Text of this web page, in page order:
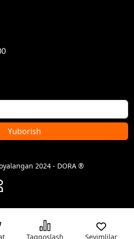
Yuborish
2024 - DORA ®
Taqqoslash Sevimlilar